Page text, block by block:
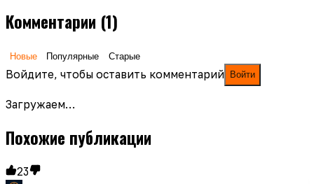
Комментарии (1)
Новые Популярные Старые
Войдите, чтобы оставить комментарий Войти
Загружаем…
Похожие публикации
23